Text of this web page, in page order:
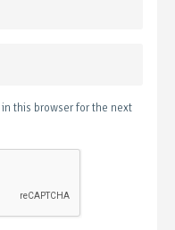
this browser for the next